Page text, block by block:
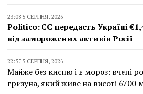
23:08 5 СЕРПНЯ, 2026
Politico: ЄС передасть Україні
від заморожених активів Росії
22:57 5 СЕРПНЯ, 2026
Майже без кисню і в мороз: вчені
гризуна, який живе на висоті 6700